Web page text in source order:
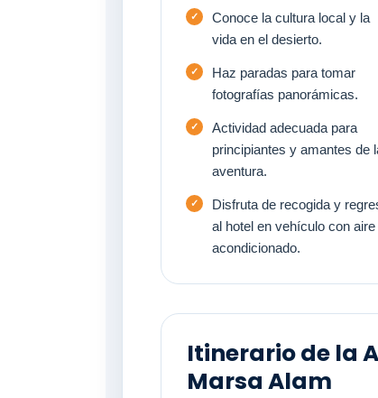
Conoce la cultura local y la
vida en el desierto.
Haz paradas para tomar
fotografías panorámicas.
Actividad adecuada para
principiantes y amantes de
aventura.
Disfruta de recogida y
al hotel en vehículo con aire
acondicionado.
Itinerario de la
Marsa Alam